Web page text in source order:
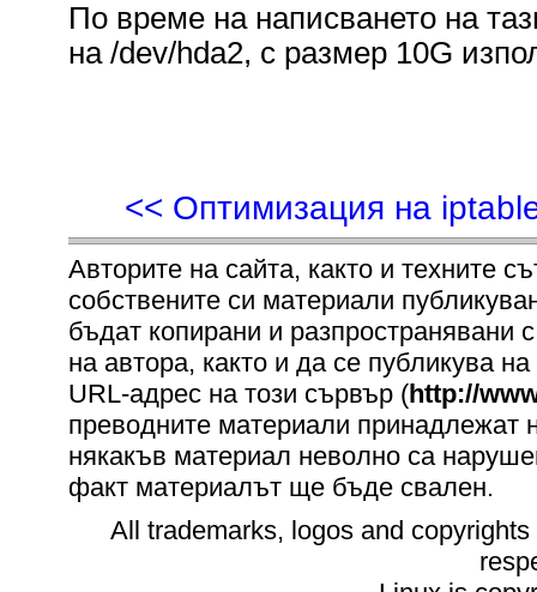
По време на написването на
на /dev/hda2, с размер 10G
<< Оптимизация на
Авторите на сайта, както и техните
собствените си материали
бъдат копирани и разпространявани
на автора, както и да се публикува
URL-адрес на този сървър (http://
преводните материали принадлежат
някакъв материал неволно са
факт материалът ще бъде свален.
All trademarks, logos and